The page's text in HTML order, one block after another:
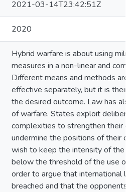
2021-03-14T23:42:51Z
2020
Hybrid warfare is about using
measures in a non-linear and
Different means and methods are
effective separately, but it is their
the desired outcome. Law has
of warfare. States exploit
complexities to strengthen their
undermine the positions of their
wish to keep the intensity of the
below the threshold of the use or
order to argue that international
breached and that the opponents